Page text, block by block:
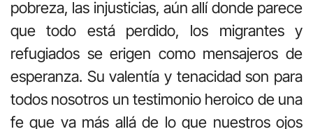
pobreza, las injusticias, aún allí donde parece
que todo está perdido, los migrantes y
refugiados se erigen como mensajeros de
esperanza. Su valentía y tenacidad son para
todos nosotros un testimonio heroico de una
fe que va más allá de lo que nuestros ojos